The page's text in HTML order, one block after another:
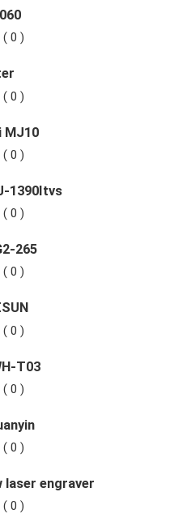
( 0 )
( 0 )
MJ10
( 0 )
1390Itvs
( 0 )
265
( 0 )
( 0 )
T03
( 0 )
( 0 )
laser engraver
( 0 )